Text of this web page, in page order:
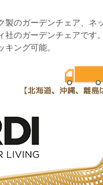
製のガーデンチェア、
社のガーデンチェアです
ング可能。